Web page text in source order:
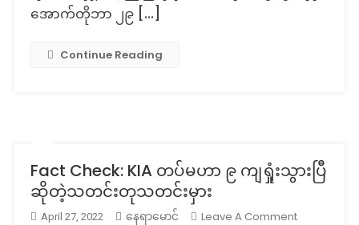
အောက်တိုဘာ ၂၉ […]
Continue Reading
Fact Check: KIA တပ်မဟာ ၉ ကျရှုံးသွားပြီ
ဆိုတဲ့သတင်းတုသတင်းမှား
April 27, 2022 နေရာမောင် Leave A CommentOn